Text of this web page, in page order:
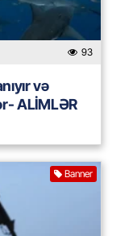
93
və
ALİMLƏR
Banner